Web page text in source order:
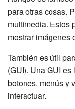
para otras cosas.
multimedia. Estos
mostrar imágenes
También es útil
(GUI). Una GUI
botones, menús y
interactuar.